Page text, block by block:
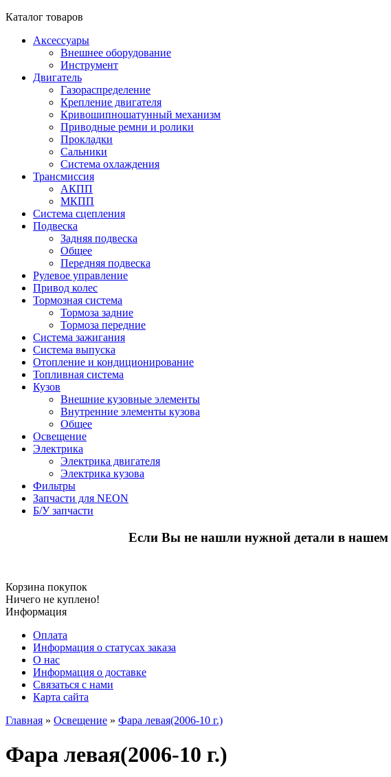
Каталог товаров
Аксессуары
Внешнее оборудование
Инструмент
Двигатель
Газораспределение
Крепление двигателя
Кривошипношатунный механизм
Приводные ремни и ролики
Прокладки
Сальники
Система охлаждения
Трансмиссия
АКПП
МКПП
Система сцепления
Подвеска
Задняя подвеска
Общее
Передняя подвеска
Рулевое управление
Привод колес
Тормозная система
Тормоза задние
Тормоза передние
Система зажигания
Система выпуска
Отопление и кондиционирование
Топливная система
Кузов
Внешние кузовные элементы
Внутренние элементы кузова
Общее
Освещение
Электрика
Электрика двигателя
Электрика кузова
Фильтры
Запчасти для NEON
Б/У запчасти
Если Вы не нашли нужной детали в нашем
Корзина покупок
Ничего не куплено!
Информация
Оплата
Информация о статусах заказа
О нас
Информация о доставке
Связаться с нами
Карта сайта
Главная » Освещение » Фара левая(2006-10 г.)
Фара левая(2006-10 г.)